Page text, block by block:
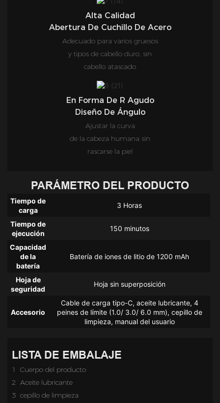
Alta Calidad
Abertura De Cuchillo De Acero
Adecuado para varios gruesos
y tipos de cabello duro, sin
cabello atascado
En Forma De R Agudo
Diseño De Ángulo
Ajustar la curva
de la cabeza humana sin
rascarse la piel
PARÁMETRO DEL PRODUCTO
Tiempo de
carga
3 Horas
Tiempo de
ejecución
150 minutos
Capacidad
de la
batería
Batería de iones de litio de 1200 mAh
Hoja de
seguridad
Hoja sin superposición
Accesorio
Cable de carga tipo-C, aceite lubricante, 4
peines de límite (1.0/ 3.0/ 6.0 mm), cepillo de
limpieza, manual del usuario
LISTA DE EMBALAJE
1 Cuerpo del producto
2 Aceite lubricante
3 cepillo de limpieza